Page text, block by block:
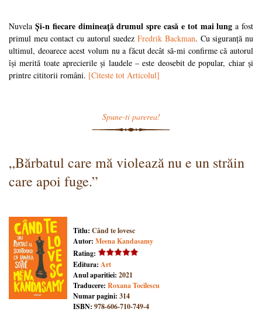
Nuvela Și-n fiecare dimineață drumul spre casă e tot mai lung a fost
primul meu contact cu autorul suedezFredrik Backman. Cu siguranță nu
ultimul, deoarece acest volum nu a făcut decât să-mi confirme că autorul
își merită toate aprecierile și laudele – este deosebit de popular, chiar și
printre cititorii români. [Citeste tot Articolul]
Spune-ti parerea!
„Bărbatul care mă violează nu e un străin
care apoi fuge.”
Titlu: Când te lovesc
Autor: Meena Kandasamy
Rating:
Editura: Art
Anul aparitiei: 2021
Traducere: Roxana Tocilescu
Numar pagini: 314
ISBN: 978-606-710-749-4